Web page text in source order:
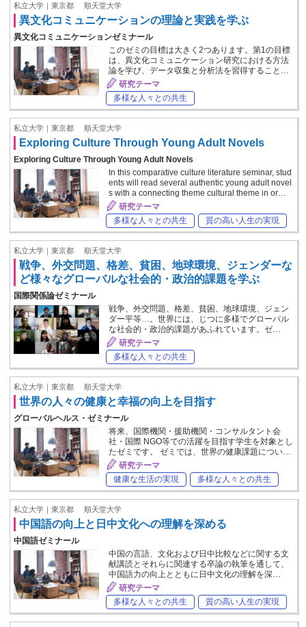
私立大学｜東京都 順天堂大学
異文化コミュニケーションの理論と実践を学ぶ
異文化コミュニケーションゼミナール
このゼミの目標は大きく2つあります。第1の目標
は、異文化コミュニケーション研究における方法
論を学び、データ収集と分析法を習得すること…
研究テーマ
多様な人々との共生
私立大学｜東京都 順天堂大学
Exploring Culture Through Young Adult Novels
Exploring Culture Through Young Adult Novels
In this comparative culture literature seminar, stud
ents will read several authentic young adult novel
s with a connecting theme cultural theme in or…
研究テーマ
多様な人々との共生
質の高い人生の実現
私立大学｜東京都 順天堂大学
戦争、外交問題、格差、貧困、地球環境、ジェンダーな
ど様々なグローバルな社会的・政治的課題を学ぶ
国際関係論ゼミナール
戦争、外交問題、格差、貧困、地球環境、ジェン
ダー平等…。世界には、じつに多様でグローバル
な社会的・政治的課題があふれています。ゼ…
研究テーマ
多様な人々との共生
私立大学｜東京都 順天堂大学
世界の人々の健康と幸福の向上を目指す
グローバルヘルス・ゼミナール
将来、国際機関・援助機関・コンサルタント会
社・国際 NGO等での活躍を目指す学生を対象とし
たゼミです。 ゼミでは、世界の健康課題につい…
研究テーマ
健康な生活の実現
多様な人々との共生
私立大学｜東京都 順天堂大学
中国語の向上と日中文化への理解を深める
中国語ゼミナール
中国の言語、文化および日中比較などに関する文
献講読とそれらに関連する卒論の執筆を通して、
中国語力の向上とともに日中文化の理解を深…
研究テーマ
多様な人々との共生
質の高い人生の実現